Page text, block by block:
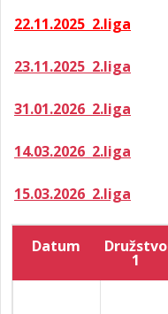
22.11.2025 2.liga
23.11.2025 2.liga
31.01.2026 2.liga
14.03.2026 2.liga
15.03.2026 2.liga
Datum Družstvo
1